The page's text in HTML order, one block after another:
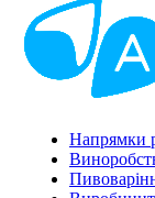
Напрямки